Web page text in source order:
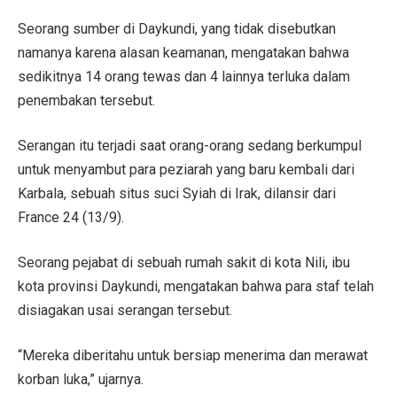
Seorang sumber di Daykundi, yang tidak disebutkan
namanya karena alasan keamanan, mengatakan bahwa
sedikitnya 14 orang tewas dan 4 lainnya terluka dalam
penembakan tersebut.
Serangan itu terjadi saat orang-orang sedang berkumpul
untuk menyambut para peziarah yang baru kembali dari
Karbala, sebuah situs suci Syiah di Irak, dilansir dari
France 24 (13/9).
Seorang pejabat di sebuah rumah sakit di kota Nili, ibu
kota provinsi Daykundi, mengatakan bahwa para staf telah
disiagakan usai serangan tersebut.
“Mereka diberitahu untuk bersiap menerima dan merawat
korban luka,” ujarnya.